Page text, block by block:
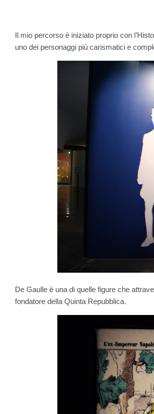
Il mio percorso è iniziato proprio con
uno dei personaggi più carismatici e
De Gaulle è una di quelle figure che
fondatore della Quinta Repubblica.